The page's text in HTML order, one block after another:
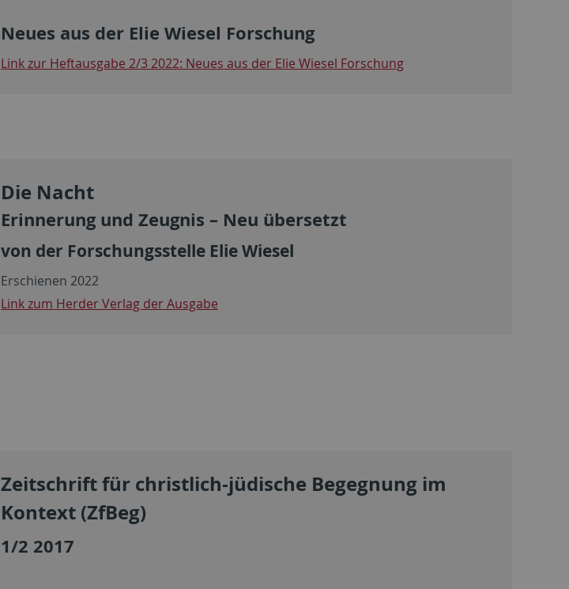
Neues aus der Elie Wiesel Forschung
Link zur Heftausgabe 2/3 2022: Neues aus der Elie Wiesel Forschung
Die Nacht
Erinnerung und Zeugnis – Neu übersetzt
von der Forschungsstelle Elie Wiesel
Erschienen 2022
Link zum Herder Verlag der Ausgabe
Zeitschrift für christlich-jüdische Begegnung im
Kontext (ZfBeg)
1/2 2017